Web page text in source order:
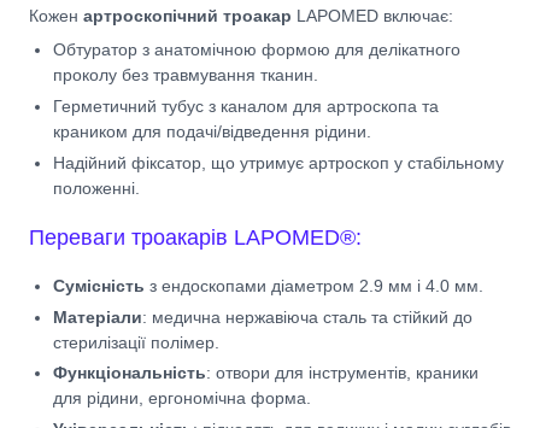
Кожен артроскопічний троакар LAPOMED включає:
Обтуратор з анатомічною формою для делікатного
проколу без травмування тканин.
Герметичний тубус з каналом для артроскопа та
краником для подачі/відведення рідини.
Надійний фіксатор, що утримує артроскоп у стабільному
положенні.
Переваги троакарів LAPOMED®:
Сумісність з ендоскопами діаметром 2.9 мм і 4.0 мм.
Матеріали: медична нержавіюча сталь та стійкий до
стерилізації полімер.
Функціональність: отвори для інструментів, краники
для рідини, ергономічна форма.